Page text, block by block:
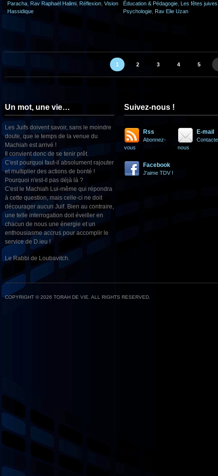
Paracha Rav Raphaël Halimi Réflexion Vision
Hassidique
Éducation & Pédagogie Les fêtes juives
Psychologie Rav Elie Uzan
1 2 3 4 5
Un mot, une vie…
Les Juifs doivent savoir, sans le moindre
doute, que le temps de la venue du
Machiah est arrivé !
Il convient donc de se tenir prêt.
C'est pourquoi faut-il absolument rajouter
et multiplier des actions de bonté !
Pourquoi n'est-il pas déjà là ?
C'est le Machiah Lui-même qui répondra
à cette question, mais celle-ci ne doit
décourager aucun Juif. Bien au contraire,
une telle interrogation doit éveiller en
chacun de nous une énergie et un
enthousiasme accrus pour accomplir le
service de D.ieu !
Le Rabbi de Loubavitch.
Suivez-nous !
Rss
Abonnez-
vous
E-mail
nous
Facebook
J'aime TDV !
COPYRIGHT © 2026 TORAH DE VIE. ALL RIGHTS RESERVED.